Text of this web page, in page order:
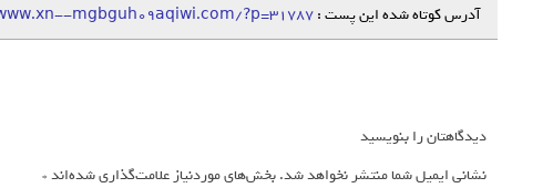
آدرس کوتاه شده این پست :mgbguh09aqiwi.com/?p=31787
دیدگاهتان را بنویسید
نشانی ایمیل شما منتشر نخواهد شد.بخش‌های موردنیاز علامت‌گذاری شده‌اند*